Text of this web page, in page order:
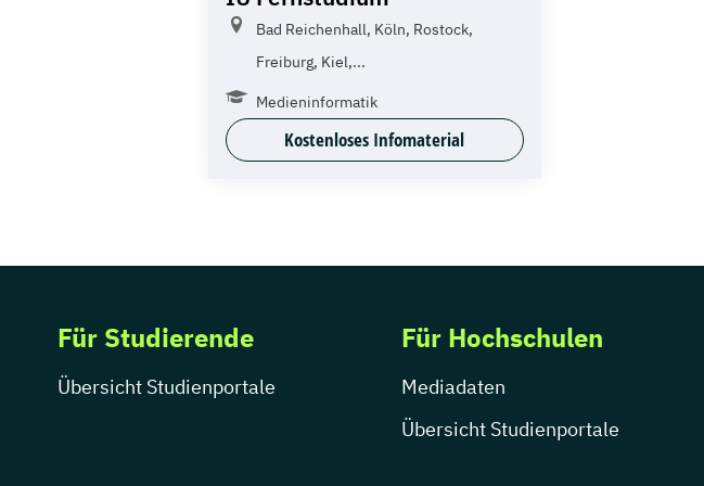
Bad Reichenhall, Köln, Rostock,
Freiburg, Kiel,...
Medieninformatik
Kostenloses Infomaterial
Für Studierende
Übersicht Studienportale
Für Hochschulen
Mediadaten
Übersicht Studienportale